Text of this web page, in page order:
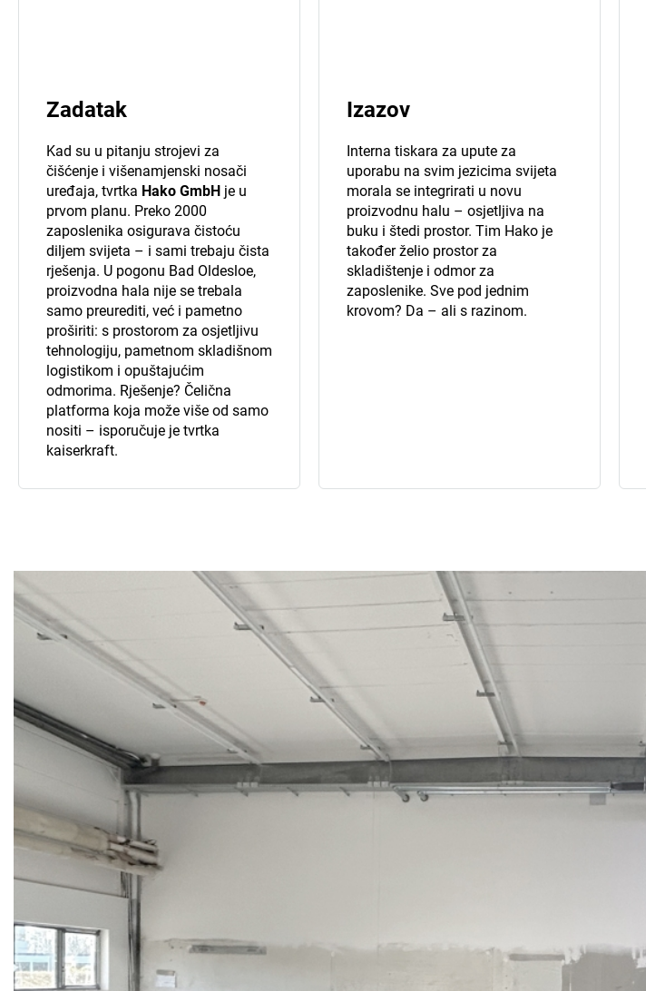
Zadatak
Kad su u pitanju strojevi za
čišćenje i višenamjenski nosači
uređaja, tvrtka Hako GmbH je u
prvom planu. Preko 2000
zaposlenika osigurava čistoću
diljem svijeta – i sami trebaju čista
rješenja. U pogonu Bad Oldesloe,
proizvodna hala nije se trebala
samo preurediti, već i pametno
proširiti: s prostorom za osjetljivu
tehnologiju, pametnom skladišnom
logistikom i opuštajućim
odmorima. Rješenje? Čelična
platforma koja može više od samo
nositi – isporučuje je tvrtka
kaiserkraft.
Izazov
Interna tiskara za upute za
uporabu na svim jezicima svijeta
morala se integrirati u novu
proizvodnu halu – osjetljiva na
buku i štedi prostor. Tim Hako je
također želio prostor za
skladištenje i odmor za
zaposlenike. Sve pod jednim
krovom? Da – ali s razinom.